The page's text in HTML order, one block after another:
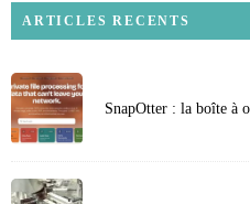
ARTICLES RECENTS
SnapOtter : la boîte à